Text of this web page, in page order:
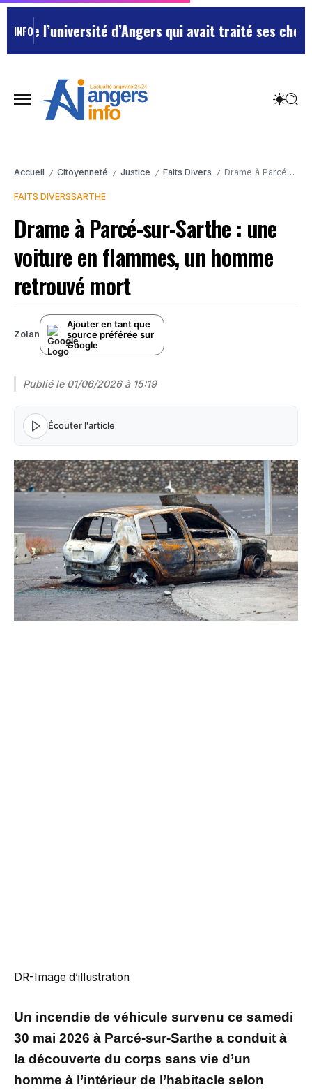
INFO
l’université d’Angers qui avait traité ses chefs de
Accueil / Citoyenneté / Justice / Faits Divers / Drame à Parcé-sur-Sarthe : une voiture en flammes, un homme retrouvé mort
FAITS DIVERSSARTHE
Drame à Parcé-sur-Sarthe : une
voiture en flammes, un homme
retrouvé mort
Zolan
Ajouter en tant que
source préférée sur
Google
Publié le 01/06/2026 à 15:19
Écouter l'article
DR-Image d’illustration
Un incendie de véhicule survenu ce samedi
30 mai 2026 à Parcé-sur-Sarthe a conduit à
la découverte du corps sans vie d’un
homme à l’intérieur de l’habitacle selon